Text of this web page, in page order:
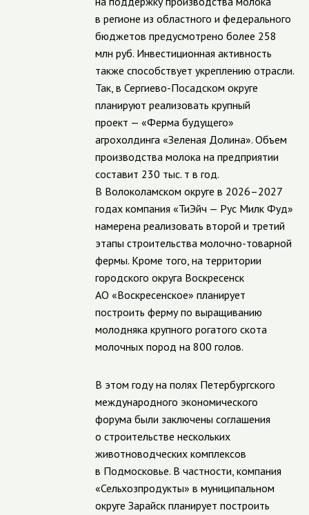
в регионе из областного и федерального
бюджетов предусмотрено более 258
млн руб. Инвестиционная активность
также способствует укреплению отрасли.
Так, в Сергиево-Посадском округе
планируют реализовать крупный
проект — «Ферма будущего»
агрохолдинга «Зеленая Долина». Объем
производства молока на предприятии
составит 230 тыс. т в год.
В Волоколамском округе в 2026–2027
годах компания «ТиЭйч — Рус Милк Фуд»
намерена реализовать второй и третий
этапы строительства молочно-товарной
фермы. Кроме того, на территории
городского округа Воскресенск
АО «Воскресенское» планирует
построить ферму по выращиванию
молодняка крупного рогатого скота
молочных пород на 800 голов.
В этом году на полях Петербургского
международного экономического
форума были заключены соглашения
о строительстве нескольких
животноводческих комплексов
в Подмосковье. В частности, компания
«Сельхозпродукты» в муниципальном
округе Зарайск планирует построить